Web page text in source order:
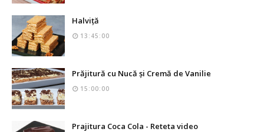
Halviță
13:45:00
Prăjitură cu Nucă și Cremă de Vanilie
15:00:00
Prajitura Coca Cola - Reteta video